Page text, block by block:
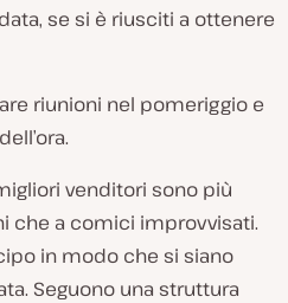
se si è riusciti a ottenere
riunioni nel pomeriggio e
venditori sono più
che a comici improvvisati.
in modo che si siano
Seguono una struttura